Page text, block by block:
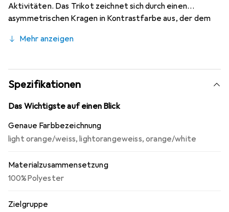
Aktivitäten. Das Trikot zeichnet sich durch einen
asymmetrischen Kragen in Kontrastfarbe aus, der dem
Kontrastfarbe und der Kempa-Schriftzug sowie das K-
Ärmelöffnungen sind mit einer Rippstruktur versehen, die
zusätzlichen Komfort bietet. Hergestellt aus 100%
Polyester, gewährleistet das Material eine hohe
Atmungsaktivität und Bewegungsfreiheit, was es zu einer
macht.
Mehr anzeigen
Spezifikationen
Das Wichtigste auf einen Blick
Genaue Farbbezeichnung
light orange/weiss,lightorangeweiss,orange/white
Materialzusammensetzung
100%Polyester
Zielgruppe